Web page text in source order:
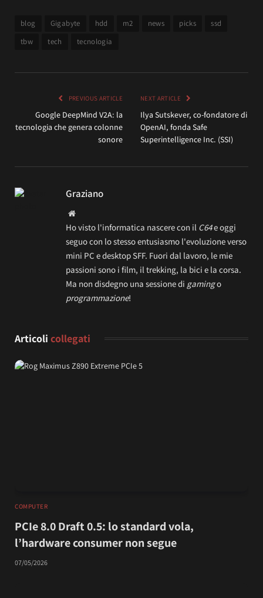
blog Gigabyte hdd m2 news picks
ssd
tbw
tech tecnologia
PREVIOUS ARTICLE
Google DeepMind V2A: la
tecnologia che genera colonne
sonore
NEXT ARTICLE
Ilya Sutskever, co-fondatore di
OpenAI, fonda Safe
Superintelligence Inc. (SSI)
Graziano
Website
Ho visto l'informatica nascere con il C64e oggi
seguo con lo stesso entusiasmo l'evoluzione verso
mini PC e desktop SFF. Fuori dal lavoro, le mie
passioni sono i film, il trekking, la bici e la corsa.
Ma non disdegno una sessione di gamingo
programmazione!
Articoli collegati
COMPUTER
PCIe 8.0 Draft 0.5: lo standard vola,
l’hardware consumer non segue
07/05/2026